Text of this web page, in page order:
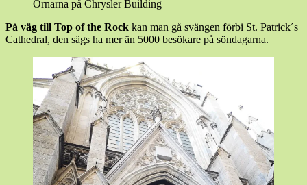
Örnarna på Chrysler Building
På väg till Top of the Rock kan man gå svängen förbi St. Patrick´s
Cathedral, den sägs ha mer än 5000 besökare på söndagarna.